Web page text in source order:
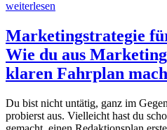
weiterlesen
Marketingstrategie
Wie du aus
klaren Fahrplan
Du bist nicht untätig, ganz im
probierst aus. Vielleicht hast du